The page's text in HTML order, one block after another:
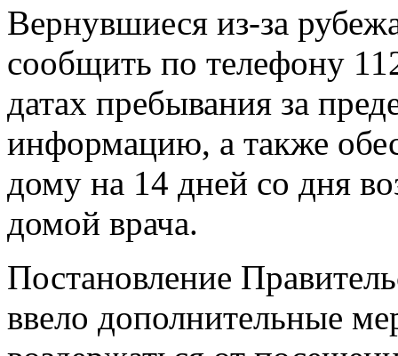
Вернувшиеся из-за
сообщить по телефону
датах пребывания за
информацию, а также
дому на 14 дней со дня
домой врача.
Постановление
ввело дополнительные